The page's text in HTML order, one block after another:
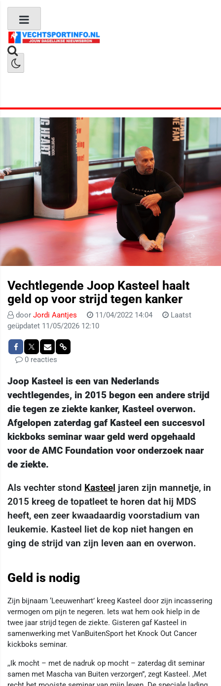
Vechtlegende Joop Kasteel haalt
geld op voor strijd tegen kanker
door Jordi Aantjes 11/04/2022 14:04
Laatst
geüpdatet 11/05/2026 12:10
0 reacties
Joop Kasteel is een van Nederlands
vechtlegendes, in 2015 begon een andere strijd
die tegen ze ziekte kanker, Kasteel overwon.
Afgelopen zaterdag gaf Kasteel een succesvol
kickboks seminar waar geld werd opgehaald
voor de AMC Foundation voor onderzoek naar
de ziekte.
Als vechter stond Kasteel jaren zijn mannetje, in
2015 kreeg de topatleet te horen dat hij MDS
heeft, een zeer kwaadaardig voorstadium van
leukemie. Kasteel liet de kop niet hangen en
ging de strijd van zijn leven aan en overwon.
Geld is nodig
Zijn bijnaam ‘Leeuwenhart’ kreeg Kasteel door zijn incassering
vermogen om pijn te negeren. Iets wat hem ook hielp in de
twee jaar strijd tegen de ziekte. Gisteren gaf Kasteel in
samenwerking met VanBuitenSport het Knock Out Cancer
kickboks seminar.
,,Ik mocht – met de nadruk op mocht – zaterdag dit seminar
samen met Mascha van Buiten verzorgen”, zegt Kasteel. ,Met